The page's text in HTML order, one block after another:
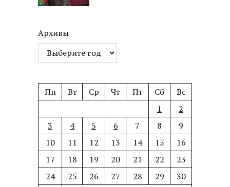
Архивы
Пн Вт Ср Чт Пт Сб
Вс
1
2
3
4 5 6 7 8
9
10
11 12 13 14 15
16
17
18 19 20 21 22
23
24
25 26 27 28 29
30